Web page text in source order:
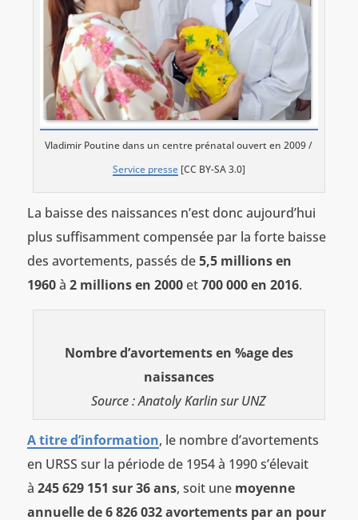
Vladimir Poutine dans un centre prénatal ouvert en 2009 /
Service presse[CC BY-SA 3.0]
La baisse des naissances n’est donc aujourd’hui
plus suffisamment compensée par la forte baisse
des avortements, passés de5,5 millions en
1960à 2 millions en 2000et700 000 en 2016.
Nombre d’avortements en %age des
naissances
Source : Anatoly Karlin sur UNZ
A titre d’information, le nombre d’avortements
en URSS sur la période de 1954 à 1990 s’élevait
à 245 629 151 sur 36 ans, soit une moyenne
annuelle de 6 826 032 avortements par an pour